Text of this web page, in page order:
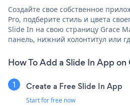
Создайте свое собственное
Pro, подберите стиль и цвета
Slide In на свою страницу Grace
панель, нижний колонтитул или
How To Add a Slide In App
Create a Free Slide In App
Start for free now